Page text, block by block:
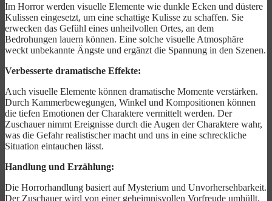
Im Horror werden visuelle Elemente wie dunkle Ecken und düstere
Kulissen eingesetzt, um eine schattige Kulisse zu schaffen. Sie
erwecken das Gefühl eines unheilvollen Ortes, an dem
Bedrohungen lauern können. Eine solche visuelle Atmosphäre
weckt unbekannte Ängste und ergänzt die Spannung in den Szenen.
Verbesserte dramatische Effekte:
Auch visuelle Elemente können dramatische Momente verstärken.
Durch Kammerbewegungen, Winkel und Kompositionen können
die tiefen Emotionen der Charaktere vermittelt werden. Der
Zuschauer nimmt Ereignisse durch die Augen der Charaktere wahr,
was die Gefahr realistischer macht und uns in eine schreckliche
Situation eintauchen lässt.
Handlung und Erzählung:
Die Horrorhandlung basiert auf Mysterium und Unvorhersehbarkeit.
Der Zuschauer wird von einer geheimnisvollen Vorfreude umhüllt,